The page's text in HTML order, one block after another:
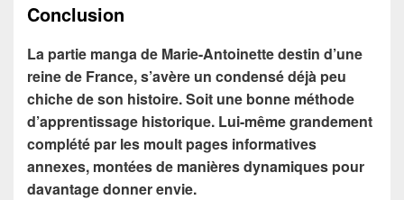
Conclusion
La partie manga de Marie-Antoinette destin d’une
reine de France, s’avère un condensé déjà peu
chiche de son histoire. Soit une bonne méthode
d’apprentissage historique. Lui-même grandement
complété par les moult pages informatives
annexes, montées de manières dynamiques pour
davantage donner envie.